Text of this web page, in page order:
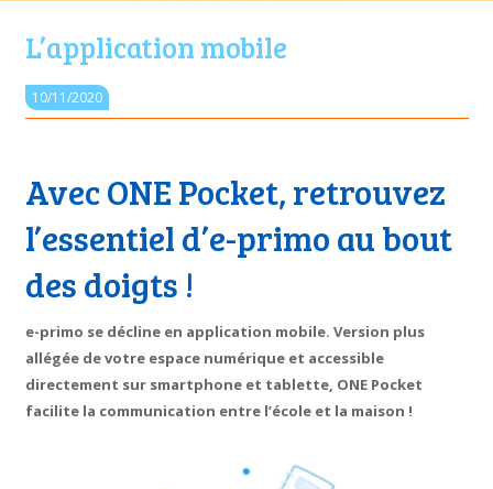
L’application mobile
10/11/2020
Avec ONE Pocket, retrouvez
l’essentiel d’e-primo au bout
des doigts !
e-primo se décline en application mobile. Version plus
allégée de votre espace numérique et accessible
directement sur smartphone et tablette, ONE Pocket
facilite la communication entre l’école et la maison !